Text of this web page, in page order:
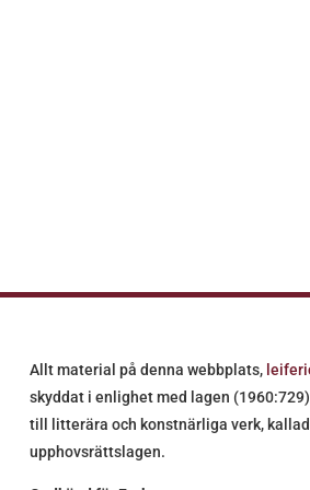
Allt material på denna webbplats,
skyddat i enlighet med lagen
till litterära och konstnärliga verk, kallad
upphovsrättslagen.